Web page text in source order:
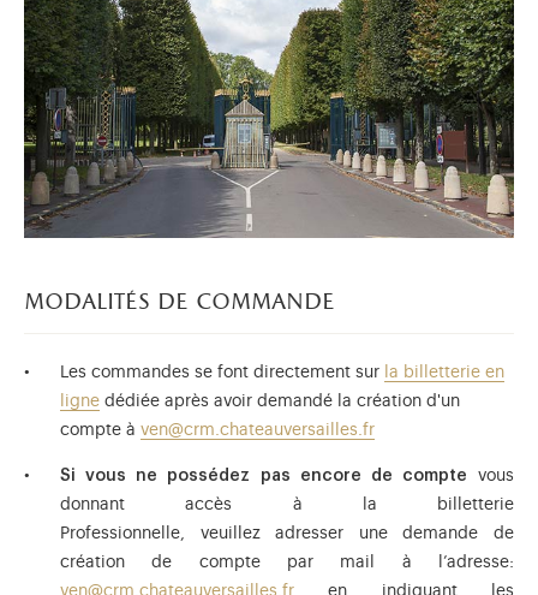
modalités de commande
Les commandes se font directement sur la billetterie en
ligne dédiée après avoir demandé la création d'un
compte à ven@crm.chateauversailles.fr
Si vous ne possédez pas encore de compte vous
donnant accès à la billetterie
Professionnelle, veuillez adresser une demande de
création de compte par mail à l’adresse:
ven@crm.chateauversailles.fr en indiquant les